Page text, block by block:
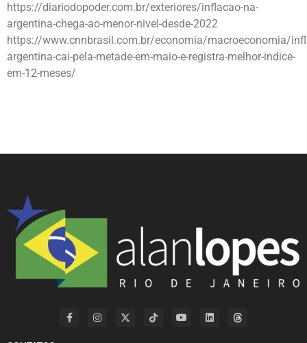
https://diariodopoder.com.br/exteriores/inflacao-na-
argentina-chega-ao-menor-nivel-desde-2022
https://www.cnnbrasil.com.br/economia/macroeconomia/
argentina-cai-pela-metade-em-maio-e-registra-melhor-indice-
em-12-meses/